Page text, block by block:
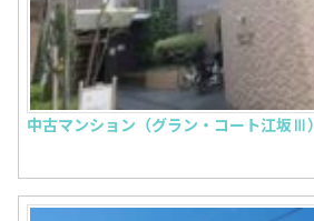
中古マンション（グラン・コート江坂Ⅲ）